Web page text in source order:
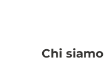
Chi siamo